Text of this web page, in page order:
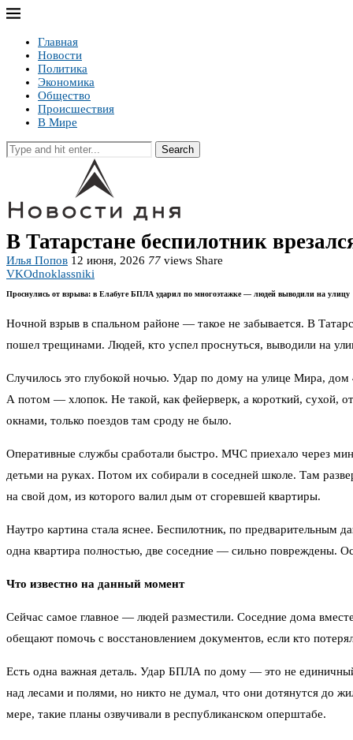
Главная
Новости
Политика
Экономика
Общество
Происшествия
В Мире
Search
В Татарстане беспилотник
Илья Попов 12 июня, 2026 77 views Share
VKOdnoklassniki
Проснулись от взрыва: в Елабуге БПЛА ударил по многоэтажке — людей выводили на улицу
Ночной взрыв в спальном районе — такое не забывается. В
пошел трещинами. Людей, кто успел проснуться, выводили на
Случилось это глубокой ночью. Удар по дому на улице Мира, дом
А потом — хлопок. Не такой, как фейерверк, а короткий, сухой,
окнами, только поездов там сроду не было.
Оперативные службы сработали быстро. МЧС приехало через
детьми на руках. Потом их собирали в соседней школе. Там
на свой дом, из которого валил дым от сгоревшей квартиры.
Наутро картина стала яснее. Беспилотник, по предварительным
одна квартира полностью, две соседние — сильно повреждены.
Что известно на данный момент
Сейчас самое главное — людей разместили. Соседние дома
обещают помочь с восстановлением документов, если кто
Есть одна важная деталь. Удар БПЛА по дому — это не
над лесами и полями, но никто не думал, что они дотянутся до
мере, такие планы озвучивали в республиканском оперштабе.